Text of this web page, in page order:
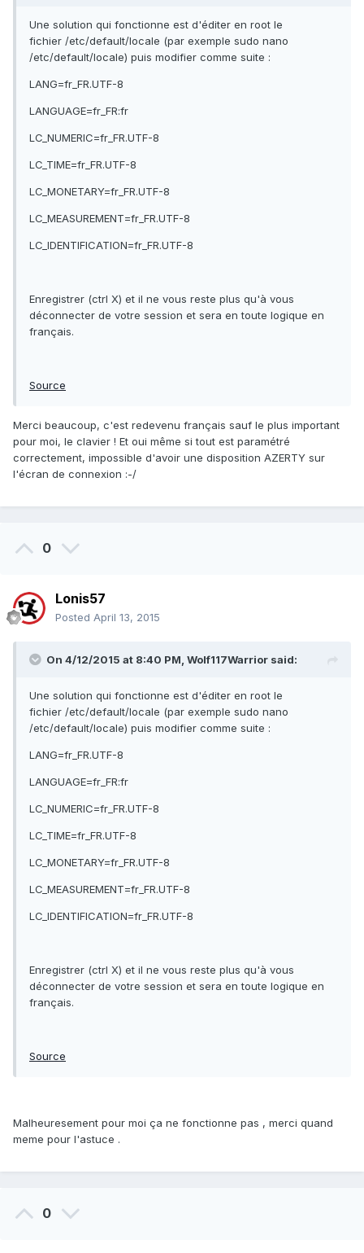
Une solution qui fonctionne est d'éditer en root le
fichier /etc/default/locale (par exemple sudo nano
/etc/default/locale) puis modifier comme suite :
LANG=fr_FR.UTF-8
LANGUAGE=fr_FR:fr
LC_NUMERIC=fr_FR.UTF-8
LC_TIME=fr_FR.UTF-8
LC_MONETARY=fr_FR.UTF-8
LC_MEASUREMENT=fr_FR.UTF-8
LC_IDENTIFICATION=fr_FR.UTF-8
Enregistrer (ctrl X) et il ne vous reste plus qu'à vous
déconnecter de votre session et sera en toute logique en
français.
Source
Merci beaucoup, c'est redevenu français sauf le plus important
pour moi, le clavier ! Et oui même si tout est paramétré
correctement, impossible d'avoir une disposition AZERTY sur
l'écran de connexion :-/
0
Lonis57
Posted April 13, 2015
On 4/12/2015 at 8:40 PM, Wolf117Warrior said:
Une solution qui fonctionne est d'éditer en root le
fichier /etc/default/locale (par exemple sudo nano
/etc/default/locale) puis modifier comme suite :
LANG=fr_FR.UTF-8
LANGUAGE=fr_FR:fr
LC_NUMERIC=fr_FR.UTF-8
LC_TIME=fr_FR.UTF-8
LC_MONETARY=fr_FR.UTF-8
LC_MEASUREMENT=fr_FR.UTF-8
LC_IDENTIFICATION=fr_FR.UTF-8
Enregistrer (ctrl X) et il ne vous reste plus qu'à vous
déconnecter de votre session et sera en toute logique en
français.
Source
Malheuresement pour moi ça ne fonctionne pas , merci quand
meme pour l'astuce .
0